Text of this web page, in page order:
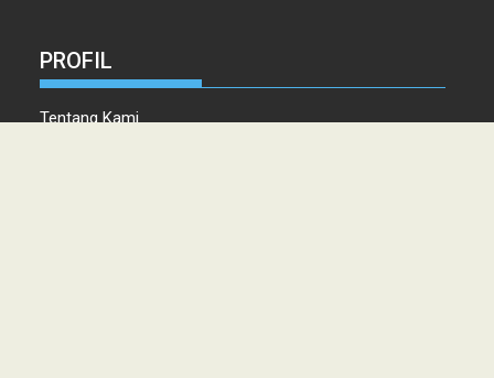
PROFIL
Tentang Kami